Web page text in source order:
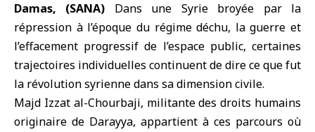
Damas, (SANA) Dans une Syrie broyée par la
répression à l’époque du régime déchu, la guerre et
l’effacement progressif de l’espace public, certaines
trajectoires individuelles continuent de dire ce que fut
la révolution syriennedans sa dimension civile.
Majd Izzat al-Chourbaji, militante des droits humains
originaire de Darayya, appartient à ces parcours où